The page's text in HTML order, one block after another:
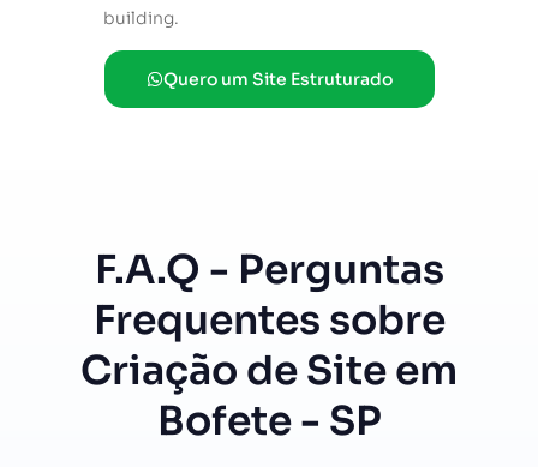
building.
Quero um Site Estruturado
F.A.Q - Perguntas
Frequentes sobre
Criação de Site em
Bofete - SP